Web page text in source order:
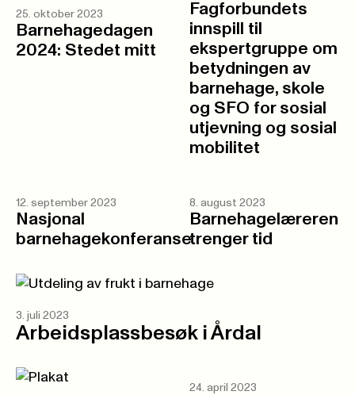
25. oktober 2023
Barnehagedagen
2024: Stedet mitt
Fagforbundets
innspill til
ekspertgruppe om
betydningen av
barnehage, skole
og SFO for sosial
utjevning og sosial
mobilitet
12. september 2023
Nasjonal
barnehagekonferanse
8. august 2023
Barnehagelæreren
trenger tid
3. juli 2023
Arbeidsplassbesøk i Årdal
24. april 2023